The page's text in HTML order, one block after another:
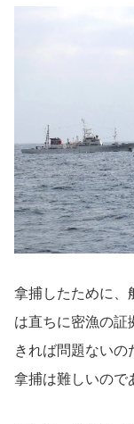
拿捕したために、
は直ちに密漁の証
きれば問題ないの
拿捕は難しいので